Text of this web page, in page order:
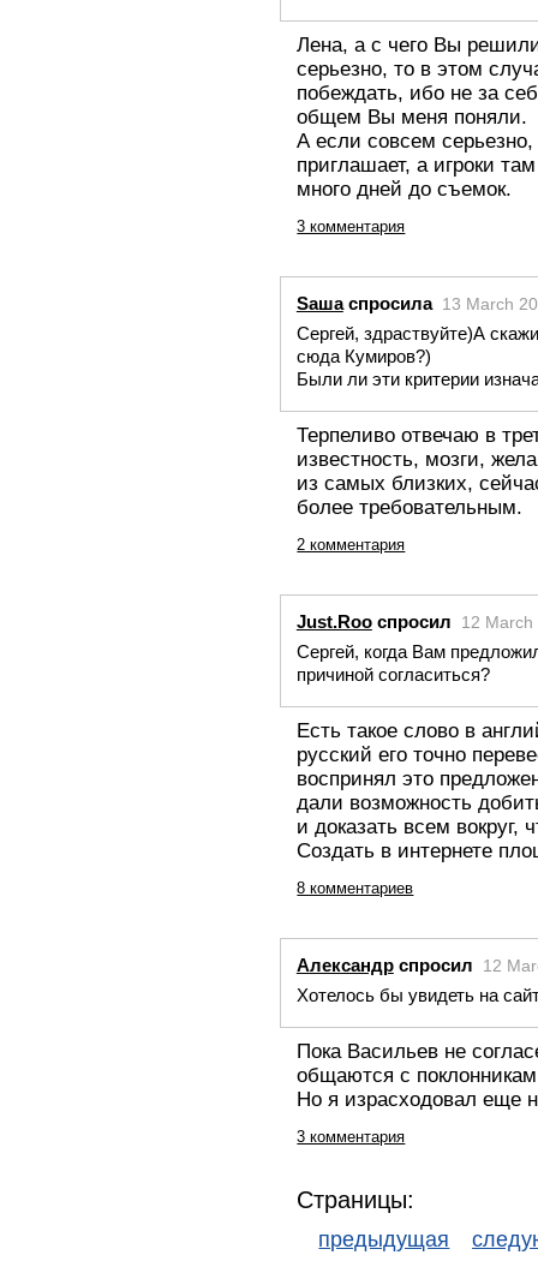
Лена, а с чего Вы
серьезно, то в этом
побеждать, ибо не за
общем Вы меня поняли.
А если совсем
приглашает, а игроки
много дней до съемок.
3 комментария
Saшаспросила 13 March
Сергей, здраствуйте)А
сюда Кумиров?)
Были ли эти критерии
Терпеливо отвечаю в
известность, мозги,
из самых близких,
более требовательным.
2 комментария
Just.Rooспросил 12 March
Сергей, когда Вам
причиной согласиться?
Есть такое слово в
русский его точно
воспринял это
дали возможность
и доказать всем вокруг,
Создать в интернете
8 комментариев
Александрспросил 12
Хотелось бы увидеть на
Пока Васильев не
общаются с
Но я израсходовал еще
3 комментария
Страницы:
предыдущая